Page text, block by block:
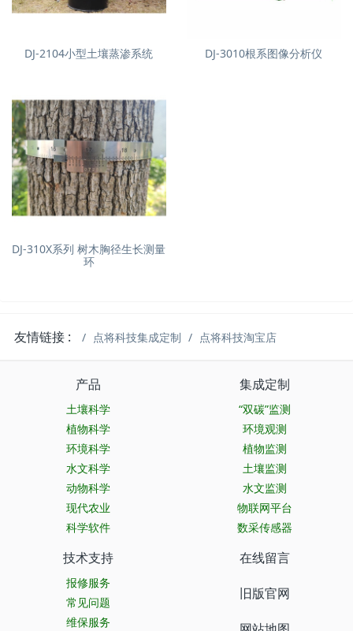
DJ-2104小型土壤蒸渗系统 DJ-3010根系图像分析仪
DJ-310X系列 树木胸径生长测量
环
友情链接 : 点将科技集成定制 点将科技淘宝店
产品
土壤科学
植物科学
环境科学
水文科学
动物科学
现代农业
科学软件
集成定制
“双碳”监测
环境观测
植物监测
土壤监测
水文监测
物联网平台
数采传感器
技术支持
报修服务
常见问题
维保服务
在线留言
旧版官网